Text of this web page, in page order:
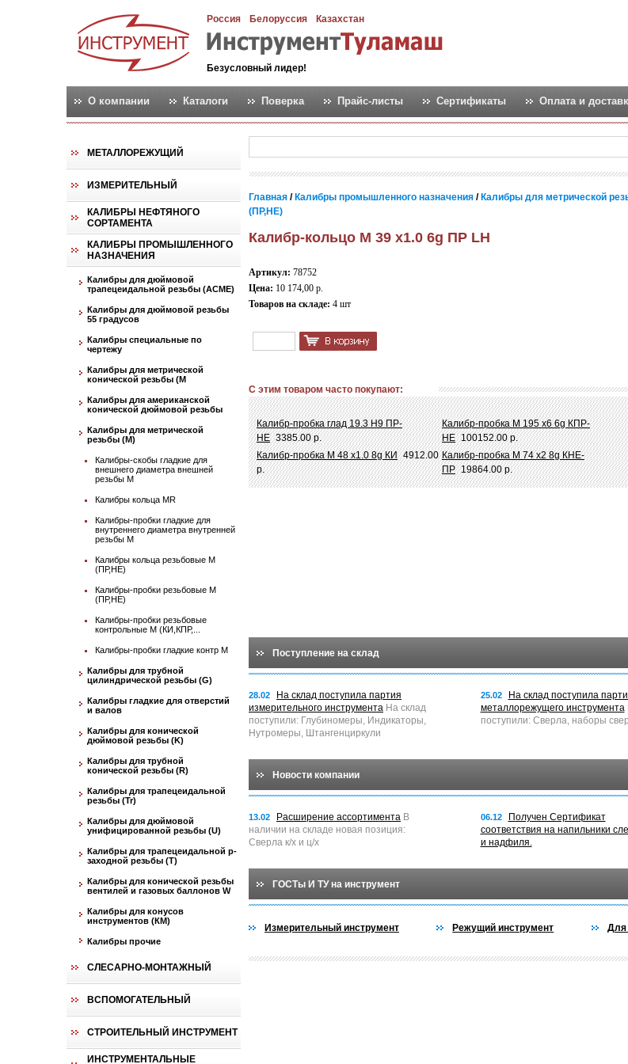
Россия Белоруссия Казахстан
Безусловный лидер!
О компании Каталоги Поверка Прайс-листы Сертификаты Оплата и
МЕТАЛЛОРЕЖУЩИЙ
ИЗМЕРИТЕЛЬНЫЙ
КАЛИБРЫ НЕФТЯНОГО
СОРТАМЕНТА
КАЛИБРЫ ПРОМЫШЛЕННОГО
НАЗНАЧЕНИЯ
Калибры для дюймовой
трапецеидальной резьбы (АСМЕ)
Калибры для дюймовой резьбы
55 градусов
Калибры специальные по
чертежу
Калибры для метрической
конической резьбы (М
Калибры для американской
конической дюймовой резьбы
Калибры для метрической
резьбы (М)
Калибры-скобы гладкие для
внешнего диаметра внешней
резьбы М
Калибры кольца MR
Калибры-пробки гладкие для
внутреннего диаметра внутренней
резьбы М
Калибры кольца резьбовые М
(ПР,НЕ)
Калибры-пробки резьбовые М
(ПР,НЕ)
Калибры-пробки резьбовые
контрольные М (КИ,КПР,...
Калибры-пробки гладкие контр М
Калибры для трубной
цилиндрической резьбы (G)
Калибры гладкие для отверстий
и валов
Калибры для конической
дюймовой резьбы (K)
Калибры для трубной
конической резьбы (R)
Калибры для трапецеидальной
резьбы (Tr)
Калибры для дюймовой
унифицированной резьбы (U)
Калибры для трапецеидальной p-
заходной резьбы (T)
Калибры для конической резьбы
вентилей и газовых баллонов W
Калибры для конусов
инструментов (КМ)
Калибры прочие
СЛЕСАРНО-МОНТАЖНЫЙ
ВСПОМОГАТЕЛЬНЫЙ
СТРОИТЕЛЬНЫЙ ИНСТРУМЕНТ
ИНСТРУМЕНТАЛЬНЫЕ
Главная / Калибры промышленного назначения / Калибры для метрической
(ПР,НЕ)
Калибр-кольцо М 39 х1.0 6g ПР LH
Артикул: 78752
Цена: 10 174,00 р.
Товаров на складе: 4 шт
С этим товаром часто покупают:
Калибр-пробка глад 19.3 Н9 ПР-
НЕ 3385.00 р.
Калибр-пробка М 195 х6 6g КПР-
НЕ 100152.00 р.
Калибр-пробка М 48 х1.0 8g КИ 4912.00
р.
Калибр-пробка М 74 х2 8g КНЕ-
ПР 19864.00 р.
Поступление на склад
28.02
На склад поступила партия
измерительного инструмента На склад
поступили: Глубиномеры, Индикаторы,
Нутромеры, Штангенциркули
25.02
На склад поступила
металлорежущего инструмента
поступили: Сверла, наборы
Новости компании
13.02 Расширение ассортимента В
наличии на складе новая позиция:
Сверла к/х и ц/х
06.12
Получен Сертификат
соответствия на напильники
и надфиля.
ГОСТы И ТУ на инструмент
Измерительный инструмент Режущий инструмент Для